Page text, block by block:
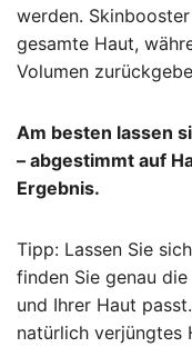
werden.
gesamte Haut,
Volumen
Am besten lassen
– abgestimmt auf
Ergebnis.
Tipp: Lassen Sie
finden Sie genau
und Ihrer Haut
natürlich verjüngtes